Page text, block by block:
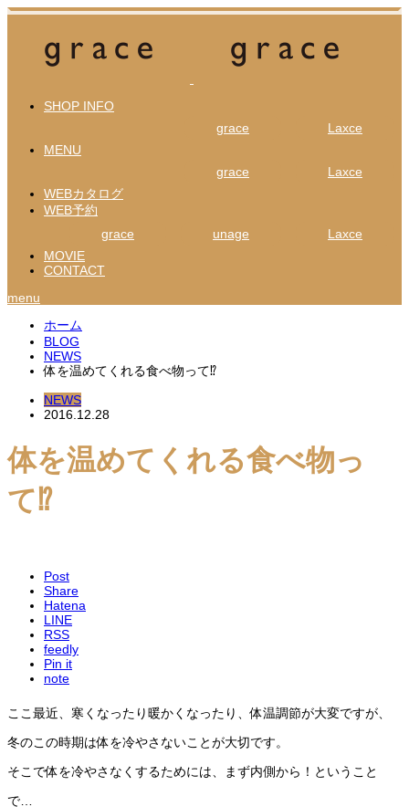
SHOP INFO
grace
Laxce
MENU
grace
Laxce
WEBカタログ
WEB予約
grace
unage
Laxce
MOVIE
CONTACT
menu
ホーム
BLOG
NEWS
体を温めてくれる食べ物って⁉︎
NEWS
2016.12.28
体を温めてくれる食べ物っ
て⁉︎
Post
Share
Hatena
LINE
RSS
feedly
Pin it
note
ここ最近、寒くなったり暖かくなったり、体温調節が大変ですが、
冬のこの時期は体を冷やさないことが大切です。
そこで体を冷やさなくするためには、まず内側から！ということ
で…